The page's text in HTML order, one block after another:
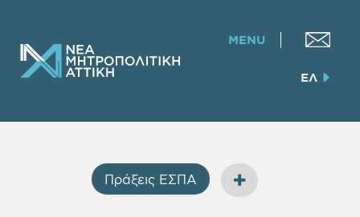
MENU
ΕΛ
Πράξεις ΕΣΠΑ